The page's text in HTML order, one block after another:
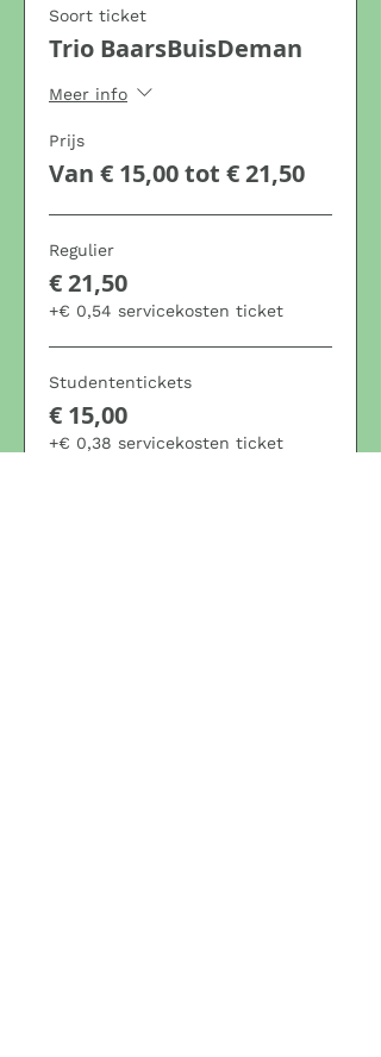
Soort ticket
Trio BaarsBuisDeman
Meer info
Prijs
Van € 15,00 tot € 21,50
Regulier
€ 21,50
+€ 0,54 servicekosten ticket
Studententickets
€ 15,00
+€ 0,38 servicekosten ticket